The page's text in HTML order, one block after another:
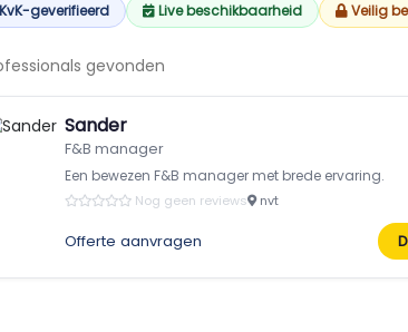
KvK-geverifieerd Live beschikbaarheid Veilig
gevonden
Sander
F&B manager
Een bewezen F&B manager met brede ervaring.
Nog geen reviews nvt
Offerte aanvragen